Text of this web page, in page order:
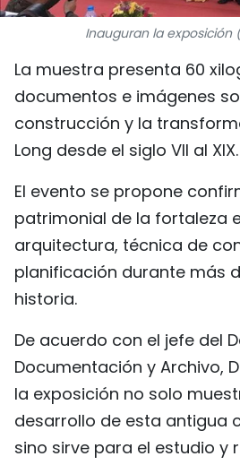
TIẾNG VIỆT
中文
FRANÇAIS
РУССКИЙ
Inauguran la exposición
La muestra presenta 60
documentos e imágenes
construcción y la
Long desde el siglo VII al XIX.
El evento se propone
patrimonial de la fortaleza
arquitectura, técnica de
planificación durante más
historia.
De acuerdo con el jefe del
Documentación y Archivo,
la exposición no solo
desarrollo de esta antigua
sino sirve para el estudio y